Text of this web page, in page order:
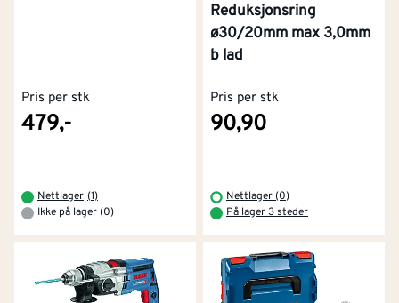
Pris per stk
479,-
Nettlager (1)
Ikke på lager (0)
Reduksjonsring
ø30/20mm max 3,0mm
b lad
Pris per stk
90,90
Nettlager (0)
På lager 3 steder